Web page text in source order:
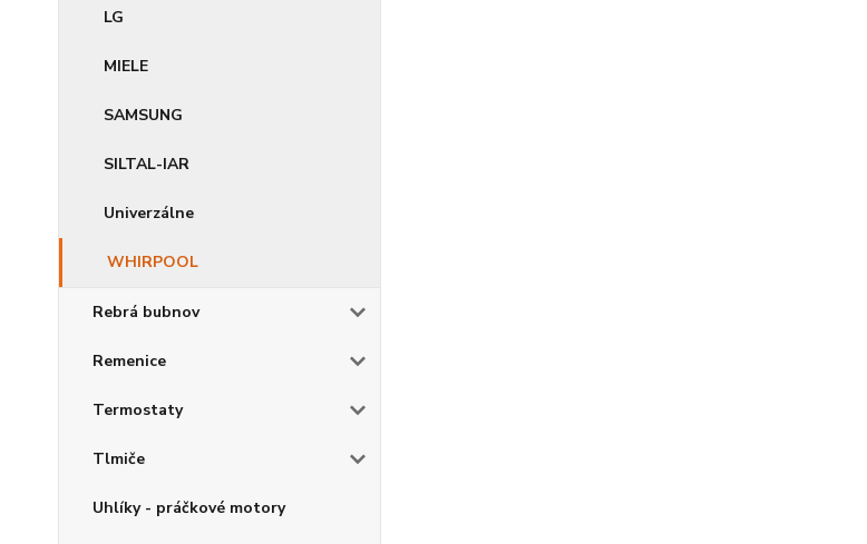
LG
MIELE
SAMSUNG
SILTAL-IAR
Univerzálne
WHIRPOOL
Rebrá bubnov
Remenice
Termostaty
Tlmiče
Uhlíky - práčkové motory